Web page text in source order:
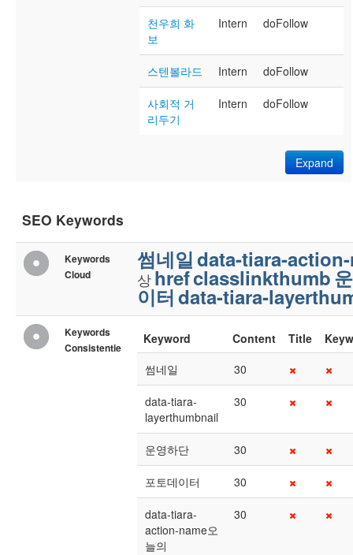
천우희 화
보
Intern doFollow
스텐볼라드 Intern doFollow
사회적 거
리두기
Intern doFollow
Expand
SEO Keywords
Keywords
Cloud
썸네일data-tiara-
상hrefclasslinkthumb
이터data-tiara-
Keywords
Consistentie
Keyword Content Title
썸네일
30
data-tiara-
layerthumbnail
30
운영하단 30
포토데이터 30
data-tiara-
action-name오
늘의
30